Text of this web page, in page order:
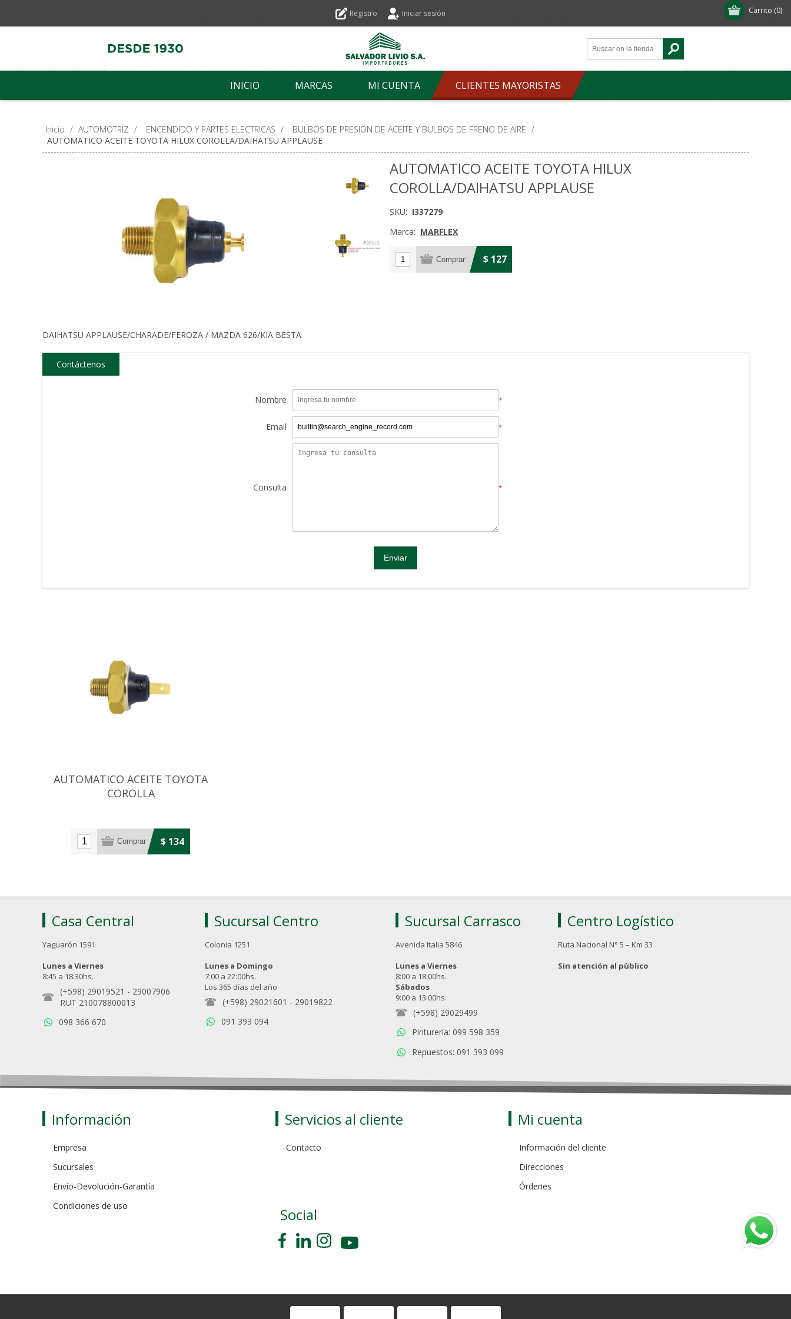
Carrito (0)
Registro Iniciar sesión
INICIO MARCAS MI CUENTA CLIENTES MAYORISTAS
Inicio / AUTOMOTRIZ / ENCENDIDO Y PARTES ELECTRICAS / BULBOS DE PRESION DE ACEITE Y BULBOS DE FRENO DE AIRE /
AUTOMATICO ACEITE TOYOTA HILUX COROLLA/DAIHATSU APPLAUSE
AUTOMATICO ACEITE TOYOTA HILUX
COROLLA/DAIHATSU APPLAUSE
SKU: I337279
Marca: MARFLEX
$ 127
DAIHATSU APPLAUSE/CHARADE/FEROZA / MAZDA 626/KIA BESTA
Contáctenos
Nombre *
Email *
Consulta *
AUTOMATICO ACEITE TOYOTA
COROLLA
$ 134
Casa Central
Yaguarón 1591
Lunes a Viernes
8:45 a 18:30hs.
(+598) 29019521 - 29007906
RUT 210078800013
098 366 670
Sucursal Centro
Colonia 1251
Lunes a Domingo
7:00 a 22:00hs.
Los 365 días del año
(+598) 29021601 - 29019822
091 393 094
Sucursal Carrasco
Avenida Italia 5846
Lunes a Viernes
8:00 a 18:00hs.
Sábados
9:00 a 13:00hs.
(+598) 29029499
Pinturería: 099 598 359
Repuestos: 091 393 099
Centro Logístico
Ruta Nacional N° 5 – Km 33
Sin atención al público
Información
Empresa
Sucursales
Envío-Devolución-Garantía
Condiciones de uso
Servicios al cliente
Contacto
Mi cuenta
Información del cliente
Direcciones
Órdenes
Social